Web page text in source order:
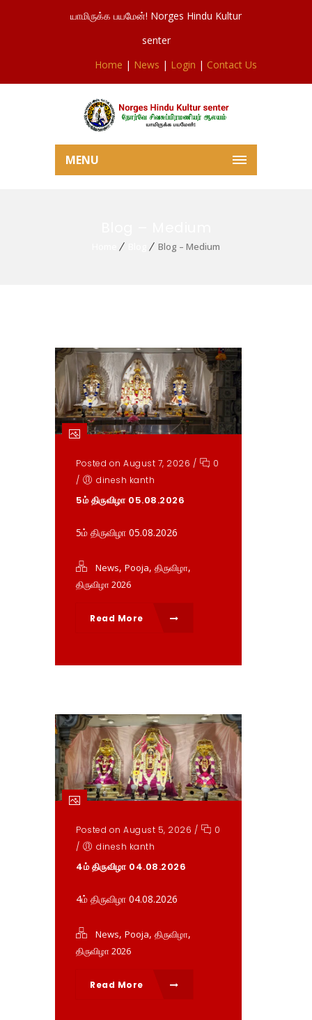
யாமிருக்க பயமேன்! Norges Hindu Kultur
senter
Home | News | Login | Contact Us
MENU
Blog – Medium
Posted on August 7, 2026 /
0
/
dinesh kanth
5ம் திருவிழா 05.08.2026
5ம் திருவிழா 05.08.2026
News, Pooja, திருவிழா,
திருவிழா 2026
Read More
Posted on August 5, 2026 /
0
/
dinesh kanth
4ம் திருவிழா 04.08.2026
4ம் திருவிழா 04.08.2026
News, Pooja, திருவிழா,
திருவிழா 2026
Read More